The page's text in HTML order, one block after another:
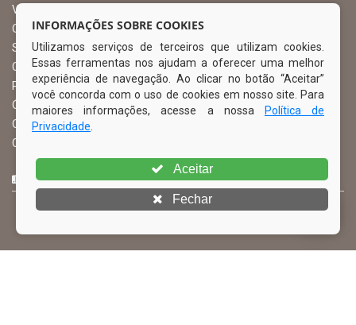
Vice Prefeito
Ouvidoria Municipal
Serviço de Informação ao Cidadão – SIC
Chefe de Gabinete
Procuradoria Geral
Órgão de Controle Interno
Organograma
Comissão Permanente de Licitação – CPL
CURTA NOSSA FAN PAGE
INFORMAÇÕES SOBRE COOKIES
Utilizamos serviços de terceiros que utilizam cookies.
Essas ferramentas nos ajudam a oferecer uma melhor
experiência de navegação. Ao clicar no botão “Aceitar”
você concorda com o uso de cookies em nosso site. Para
maiores informações, acesse a nossa
Política de
Privacidade
Aceitar
Fechar